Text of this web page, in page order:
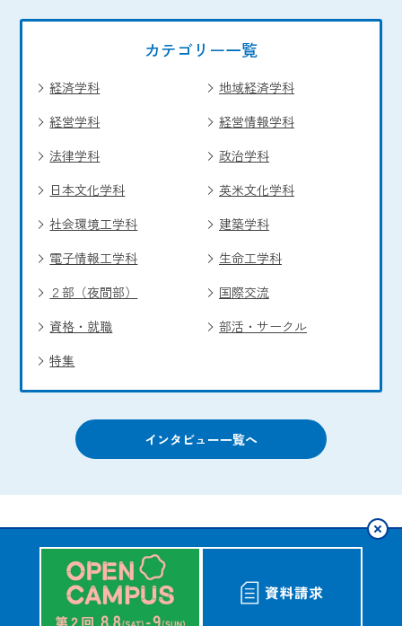
カテゴリー一覧
経済学科
地域経済学科
経営学科
経営情報学科
法律学科
政治学科
日本文化学科
英米文化学科
社会環境工学科
建築学科
電子情報工学科
生命工学科
２部（夜間部）
国際交流
資格・就職
部活・サークル
特集
インタビュー一覧へ